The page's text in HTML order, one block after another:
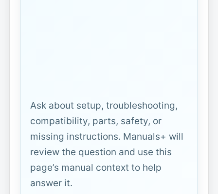
Ask about setup, troubleshooting,
compatibility, parts, safety, or
missing instructions. Manuals+ will
review the question and use this
page’s manual context to help
answer it.